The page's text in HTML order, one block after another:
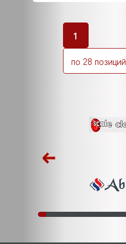
1
по 28 позиций